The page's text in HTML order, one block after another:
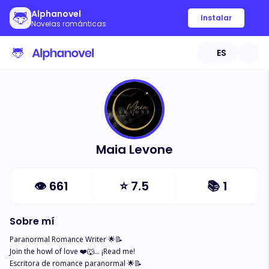
Alphanovel
Novelas románticas
Instalar
ES
Maia Levone
👁 661 ⭐7.5 📚 1
Sobre mí
Paranormal Romance Writer 🌟📝
Join the howl of love ❤️🐺… ¡Read me!
Escritora de romance paranormal 🌟📝